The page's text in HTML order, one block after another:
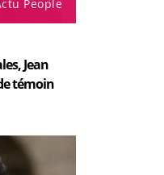
People
Jean
témoin